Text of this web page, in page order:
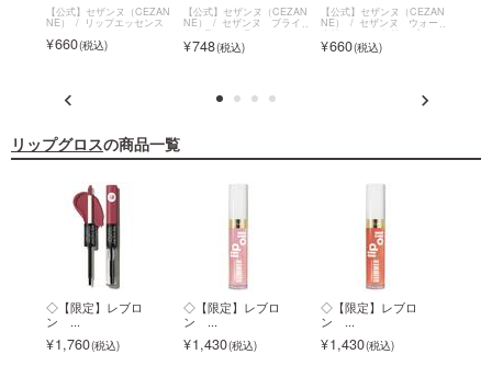
【公式】セザンヌ（CEZAN
NE） リップエッセンス
660
【公式】セザンヌ（CEZAN
NE） セザンヌ ブライ
トカラーシーラー
748
【公式】セザンヌ（CEZAN
NE） セザンヌ ウォー
タリーティントリップ
660
リップグロスの商品一覧
◇【限定】レブロ
ン ...
1,760
◇【限定】レブロ
ン ...
1,430
◇【限定】レブロ
ン ...
1,430